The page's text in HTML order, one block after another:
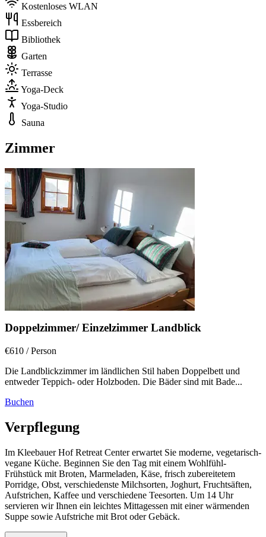
Kostenloses WLAN
Essbereich
Bibliothek
Garten
Terrasse
Yoga-Deck
Yoga-Studio
Sauna
Zimmer
Doppelzimmer/ Einzelzimmer Landblick
€610 / Person
Die Landblickzimmer im ländlichen Stil haben Doppelbett und
entweder Teppich- oder Holzboden. Die Bäder sind mit Bade...
Buchen
Verpflegung
Im Kleebauer Hof Retreat Center erwartet Sie moderne, vegetarisch-
vegane Küche. Beginnen Sie den Tag mit einem Wohlfühl-
Frühstück mit Broten, Marmeladen, Käse, frisch zubereitetem
Porridge, Obst, verschiedenste Milchsorten, Joghurt, Fruchtsäften,
Aufstrichen, Kaffee und verschiedene Teesorten. Um 14 Uhr
servieren wir Ihnen ein leichtes Mittagessen mit einer wärmenden
Suppe sowie Aufstriche mit Brot oder Gebäck.